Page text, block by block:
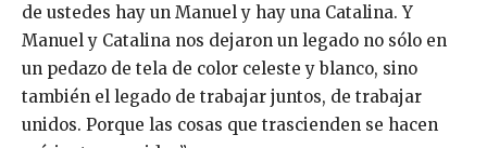
de ustedes hay un Manuel y hay una Catalina. Y
Manuel y Catalina nos dejaron un legado no sólo en
un pedazo de tela de color celeste y blanco, sino
también el legado de trabajar juntos, de trabajar
unidos. Porque las cosas que trascienden se hacen